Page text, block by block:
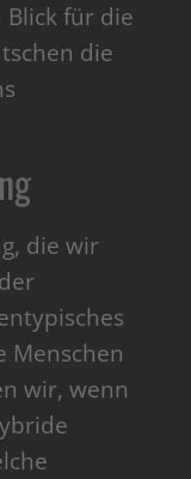
für die
die
die wir
Menschen
wir, wenn